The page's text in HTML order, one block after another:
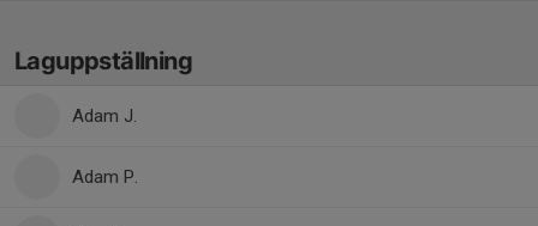
Laguppställning
Adam J.
Adam P.